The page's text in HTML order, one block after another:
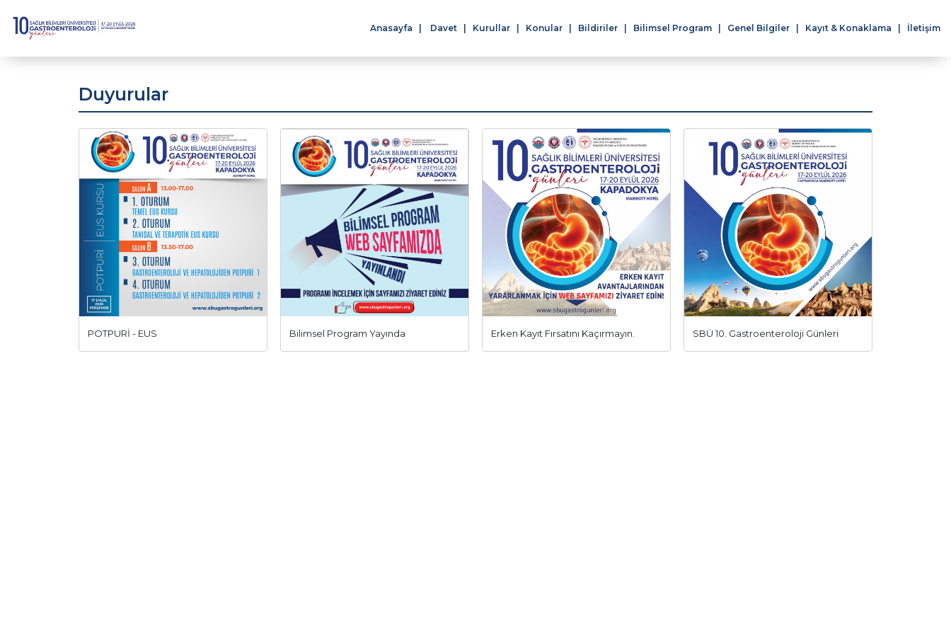
Anasayfa Davet Kurullar Konular Bildiriler Bilimsel Program Genel Bilgiler Kayıt & Konaklama İletişim
Duyurular
POTPURİ - EUS Bilimsel Program Yayında Erken Kayıt Fırsatını Kaçırmayın. SBÜ 10. Gastroenteroloji Günleri